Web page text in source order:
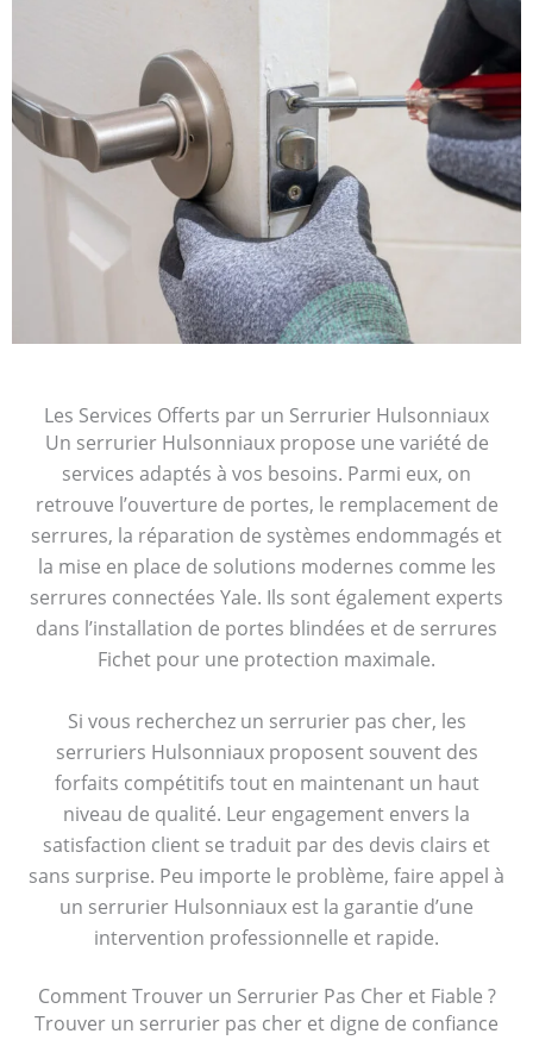
Les Services Offerts par un Serrurier Hulsonniaux
Un serrurier Hulsonniaux propose une variété de
services adaptés à vos besoins. Parmi eux, on
retrouve l’ouverture de portes, le remplacement de
serrures, la réparation de systèmes endommagés et
la mise en place de solutions modernes comme les
serrures connectées Yale. Ils sont également experts
dans l’installation de portes blindées et de serrures
Fichet pour une protection maximale.
Si vous recherchez un serrurier pas cher, les
serruriers Hulsonniaux proposent souvent des
forfaits compétitifs tout en maintenant un haut
niveau de qualité. Leur engagement envers la
satisfaction client se traduit par des devis clairs et
sans surprise. Peu importe le problème, faire appel à
un serrurier Hulsonniaux est la garantie d’une
intervention professionnelle et rapide.
Comment Trouver un Serrurier Pas Cher et Fiable ?
Trouver un serrurier pas cher et digne de confiance